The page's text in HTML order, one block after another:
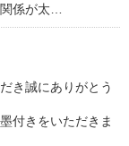
係が太…
き誠にありがとう
付きをいただきま